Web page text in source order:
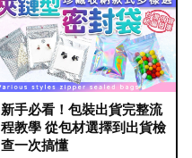
新手必看！包裝出貨完整流
程教學 從包材選擇到出貨檢
查一次搞懂